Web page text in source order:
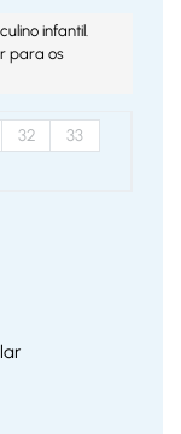
infantil.
para os
32
33